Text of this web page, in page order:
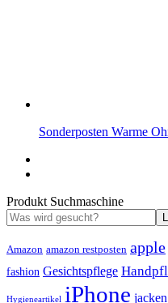
Sonderposten Warme
Produkt Suchmaschine
Amazon amazon restposten apple
fashion Gesichtspflege
Hygieneartikel iPhone jacken